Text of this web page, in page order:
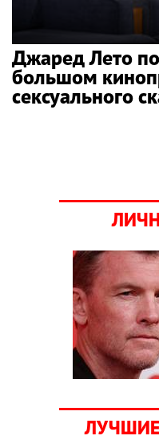
Джаред Лето
большом
сексуального